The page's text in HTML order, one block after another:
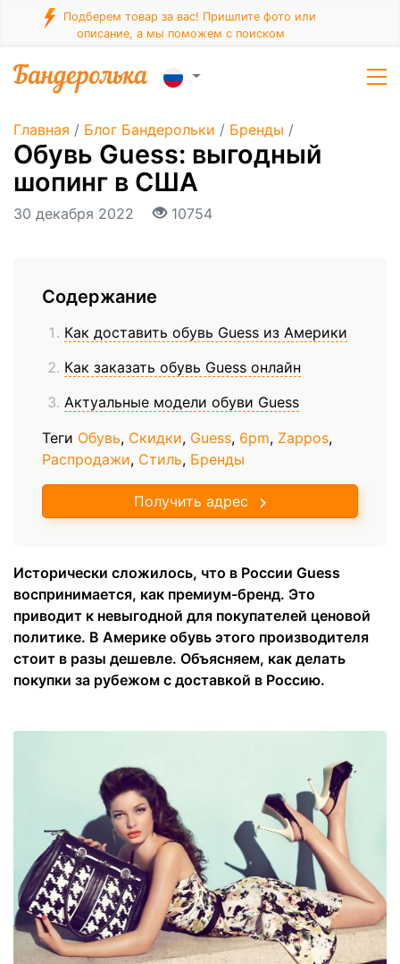
Подберем товар за вас! Пришлите фото или
описание, а мы поможем с поиском
Главная / Блог Бандерольки / Бренды /
Обувь Guess: выгодный
шопинг в США
30 декабря 2022 10754
Содержание
Как доставить обувь Guess из Америки
Как заказать обувь Guess онлайн
Актуальные модели обуви Guess
Теги Обувь, Скидки, Guess, 6pm, Zappos,
Распродажи, Стиль, Бренды
Получить адрес
Исторически сложилось, что в России Guess
воспринимается, как премиум-бренд. Это
приводит к невыгодной для покупателей ценовой
политике. В Америке обувь этого производителя
стоит в разы дешевле. Объясняем, как делать
покупки за рубежом с доставкой в Россию.